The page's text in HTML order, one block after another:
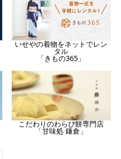
いせやの着物をネットでレン
タル
「きもの365」
こだわりのわらび餅専門店
「甘味処 鎌倉」